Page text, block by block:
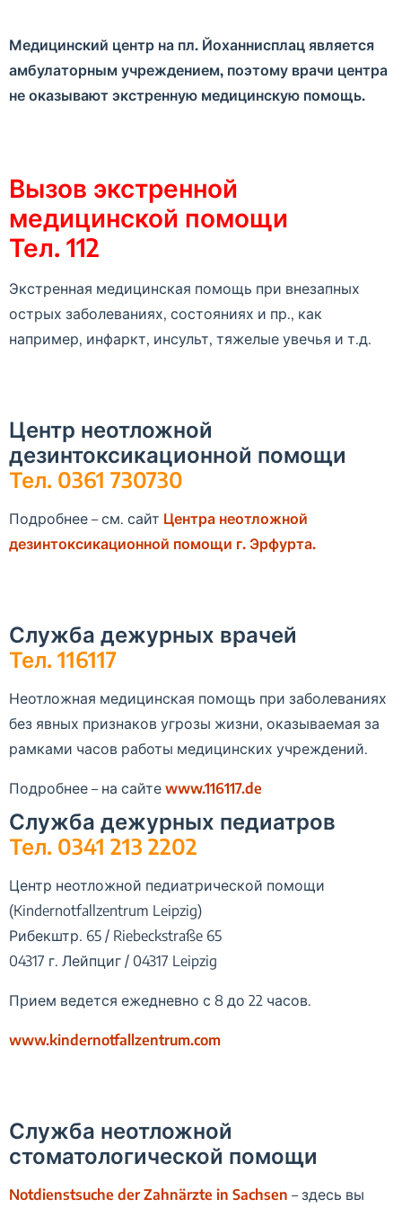
Медицинский центр на пл. Йоханнисплац является
амбулаторным учреждением, поэтому врачи центра
не оказывают экстренную медицинскую помощь.
Вызов экстренной
медицинской помощи
Тел. 112
Экстренная медицинская помощь при внезапных
острых заболеваниях, состояниях и пр., как
например, инфаркт, инсульт, тяжелые увечья и т.д.
Центр неотложной
дезинтоксикационной помощи
Тел. 0361 730730
Подробнее – см. сайт Центра неотложной
дезинтоксикационной помощи г. Эрфурта.
Служба дежурных врачей
Тел. 116117
Неотложная медицинская помощь при заболеваниях
без явных признаков угрозы жизни, оказываемая за
рамками часов работы медицинских учреждений.
Подробнее – на сайте www.116117.de
Служба дежурных педиатров
Тел. 0341 213 2202
Центр неотложной педиатрической помощи
(Kindernotfallzentrum Leipzig)
Рибекштр. 65 / Riebeckstraße 65
04317 г. Лейпциг / 04317 Leipzig
Прием ведется ежедневно с 8 до 22 часов.
www.kindernotfallzentrum.com
Служба неотложной
стоматологической помощи
Notdienstsuche der Zahnärzte in Sachsen – здесь вы